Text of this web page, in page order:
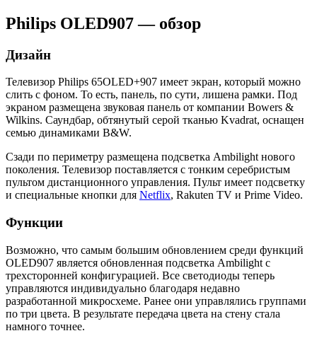
Philips OLED907 — обзор
Дизайн
Телевизор Philips 65OLED+907 имеет экран, который можно
слить с фоном. То есть, панель, по сути, лишена рамки. Под
экраном размещена звуковая панель от компании Bowers &
Wilkins. Саундбар, обтянутый серой тканью Kvadrat, оснащен
семью динамиками B&W.
Сзади по периметру размещена подсветка Ambilight нового
поколения. Телевизор поставляется с тонким серебристым
пультом дистанционного управления. Пульт имеет подсветку
и специальные кнопки для Netflix, Rakuten TV и Prime Video.
Функции
Возможно, что самым большим обновлением среди функций
OLED907 является обновленная подсветка Ambilight с
трехсторонней конфигурацией. Все светодиоды теперь
управляются индивидуально благодаря недавно
разработанной микросхеме. Ранее они управлялись группами
по три цвета. В результате передача цвета на стену стала
намного точнее.